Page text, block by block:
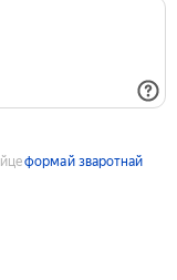
формай зваротнай